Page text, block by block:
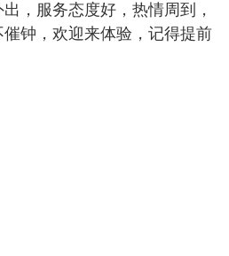
，服务态度好，热情周到，
钟，欢迎来体验，记得提前